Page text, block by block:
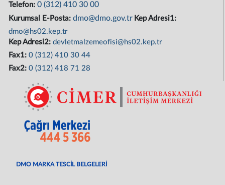
Telefon:0 (312) 410 30 00
Kurumsal E-Posta:dmo@dmo.gov.tr Kep Adresi1:
dmo@hs02.kep.tr
Kep Adresi2:devletmalzemeofisi@hs02.kep.tr
Fax1:0 (312) 410 30 44
Fax2:0 (312) 418 71 28
DMO MARKA TESCİL BELGELERİ